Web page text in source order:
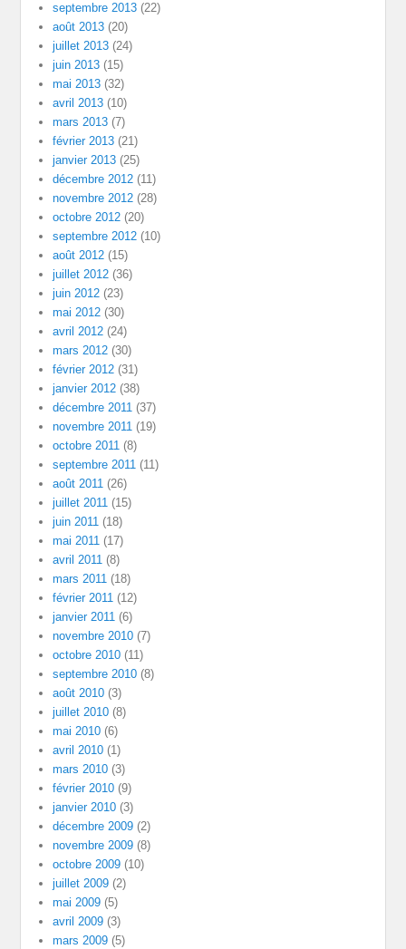
septembre 2013 (22)
août 2013 (20)
juillet 2013 (24)
juin 2013 (15)
mai 2013 (32)
avril 2013 (10)
mars 2013 (7)
février 2013 (21)
janvier 2013 (25)
décembre 2012 (11)
novembre 2012 (28)
octobre 2012 (20)
septembre 2012 (10)
août 2012 (15)
juillet 2012 (36)
juin 2012 (23)
mai 2012 (30)
avril 2012 (24)
mars 2012 (30)
février 2012 (31)
janvier 2012 (38)
décembre 2011 (37)
novembre 2011 (19)
octobre 2011 (8)
septembre 2011 (11)
août 2011 (26)
juillet 2011 (15)
juin 2011 (18)
mai 2011 (17)
avril 2011 (8)
mars 2011 (18)
février 2011 (12)
janvier 2011 (6)
novembre 2010 (7)
octobre 2010 (11)
septembre 2010 (8)
août 2010 (3)
juillet 2010 (8)
mai 2010 (6)
avril 2010 (1)
mars 2010 (3)
février 2010 (9)
janvier 2010 (3)
décembre 2009 (2)
novembre 2009 (8)
octobre 2009 (10)
juillet 2009 (2)
mai 2009 (5)
avril 2009 (3)
mars 2009 (5)